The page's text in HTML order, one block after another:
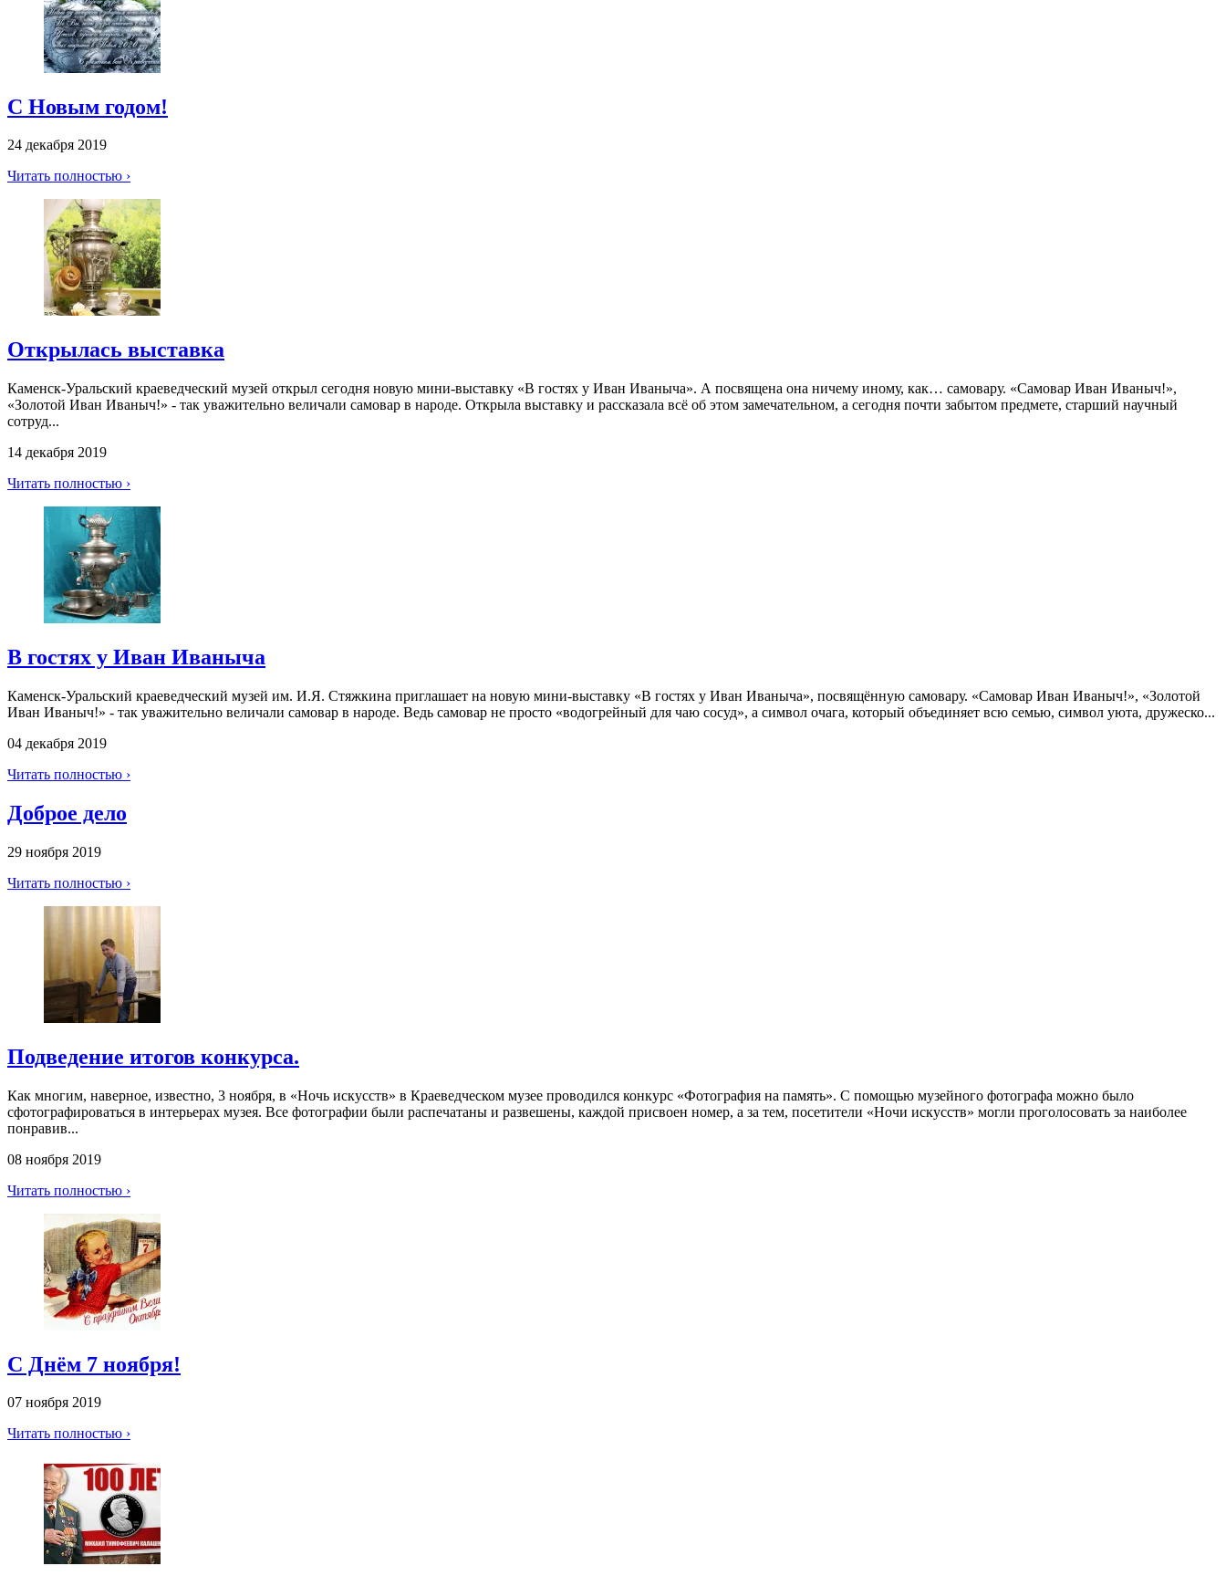
С Новым годом!
24 декабря 2019
Читать полностью ›
Открылась выставка
Каменск-Уральский краеведческий музей открыл сегодня новую мини-выставку «В гостях у Иван Иваныча». А посвящена она ничему иному, как… самовару. «Самовар Иван Иваныч!»,
«Золотой Иван Иваныч!» - так уважительно величали самовар в народе. Открыла выставку и рассказала всё об этом замечательном, а сегодня почти забытом предмете, старший научный
сотруд...
14 декабря 2019
Читать полностью ›
В гостях у Иван Иваныча
Каменск-Уральский краеведческий музей им. И.Я. Стяжкина приглашает на новую мини-выставку «В гостях у Иван Иваныча», посвящённую самовару. «Самовар Иван Иваныч!», «Золотой
Иван Иваныч!» - так уважительно величали самовар в народе. Ведь самовар не просто «водогрейный для чаю сосуд», а символ очага, который объединяет всю семью, символ уюта, дружеско...
04 декабря 2019
Читать полностью ›
Доброе дело
29 ноября 2019
Читать полностью ›
Подведение итогов конкурса.
Как многим, наверное, известно, 3 ноября, в «Ночь искусств» в Краеведческом музее проводился конкурс «Фотография на память». С помощью музейного фотографа можно было
сфотографироваться в интерьерах музея. Все фотографии были распечатаны и развешены, каждой присвоен номер, а за тем, посетители «Ночи искусств» могли проголосовать за наиболее
понравив...
08 ноября 2019
Читать полностью ›
С Днём 7 ноября!
07 ноября 2019
Читать полностью ›